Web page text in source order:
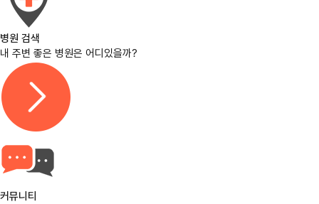
병원 검색
내 주변 좋은 병원은 어디있을까?
커뮤니티